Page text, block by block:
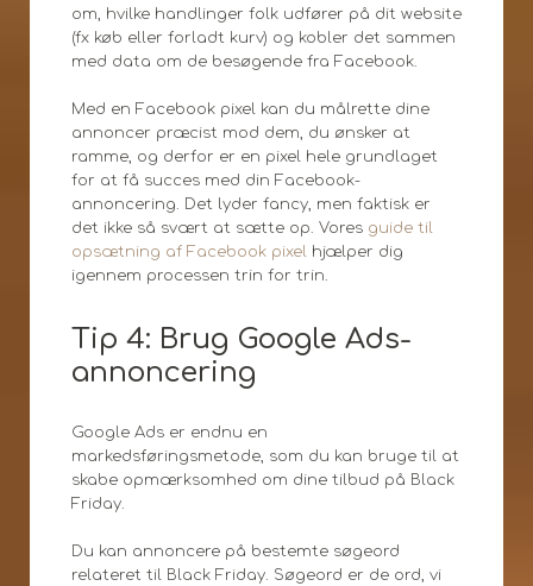
om, hvilke handlinger folk udfører på dit website
(fx køb eller forladt kurv) og kobler det sammen
med data om de besøgende fra Facebook.
Med en Facebook pixel kan du målrette dine
annoncer præcist mod dem, du ønsker at
ramme, og derfor er en pixel hele grundlaget
for at få succes med din Facebook-
annoncering. Det lyder fancy, men faktisk er
det ikke så svært at sætte op. Vores guide til
opsætning af Facebook pixel hjælper dig
igennem processen trin for trin.
Tip 4: Brug Google Ads-
annoncering
Google Ads er endnu en
markedsføringsmetode, som du kan bruge til at
skabe opmærksomhed om dine tilbud på Black
Friday.
Du kan annoncere på bestemte søgeord
relateret til Black Friday. Søgeord er de ord, vi